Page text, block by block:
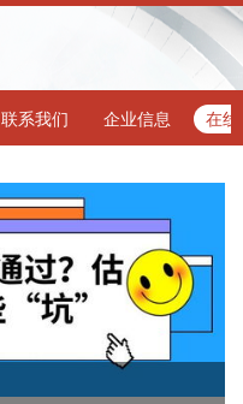
联系我们 企业信息 在线